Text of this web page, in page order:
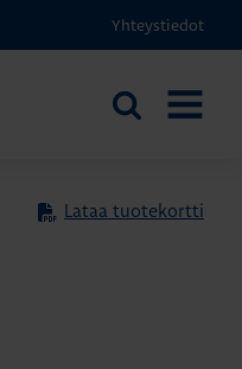
Yhteystiedot
Etsi
Lataa tuotekortti